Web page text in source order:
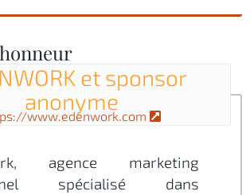
et sponsor
anonyme
www.edenwork.com
agence marketing
spécialisé dans